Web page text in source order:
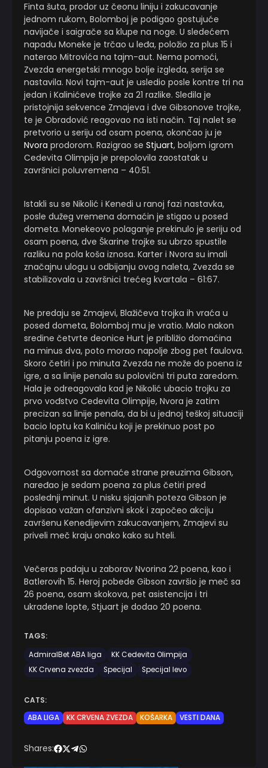
Finta šuta, prodor uz čeonu liniju i zakucavanje
jednom rukom, Bolomboj je podigao gostujuće
navijače i saigrače sa klupe na noge. U sledećem
napadu Moneke je trčao u leđa, položio za plus 15 i
naterao Mitrovića na tajm-aut. Nema pomoći,
Zvezda energetski mnogo bolje izgleda, serija se
nastavila. Novi tajm-aut je usledio posle kontre tri na
jedan i Kalinićeve trojke za 21 razlike. Sledila je
pristojnija sekvence Zmajeva i dve Gibsonove trojke,
te je Obradović reagovao na isti način. Taj nalet se
pretvorio u seriju od osam poena, okončao ju je
Nvora prodorom. Razigrao se Stjuart, boljom igrom
Cedevita Olimpija je prepolovila zaostatak u
završnici poluvremena – 40:51.
Istakli su se Nikolić i Kenedi u ranoj fazi nastavka,
posle dužeg vremena domaćin je stigao u posed
dometa. Monekeovo polaganje prekinulo je seriju od
osam poena, dve Škarine trojke su ubrzo spustile
razliku na pola koša iznosa. Karter i Nvora su imali
značajnu ulogu u odbijanju ovog naleta, Zvezda se
stabilizovala u završnici trećeg kvartala – 61:67.
Ne predaju se Zmajevi, Blažičeva trojka ih vraća u
posed dometa, Bolomboj mu je vratio. Malo nakon
sredine četvrte deonice Hurt je približio domaćina
na minus dva, poto morao napolje zbog pet faulova.
Skoro četiri i po minuta Zvezda ne može do poena iz
igre, a sa linije penala su polovični tri puta zaredom.
Hala je odreagovala kad je Nikolić ubacio trojku za
prvo vođstvo Cedevita Olimpije, Nvora je zatim
precizan sa linije penala, da bi u jednoj teškoj situaciji
bacio loptu ka Kaliniću koji je prekinuo post po
pitanju poena iz igre.
Odgovornost sa domaće strane preuzima Gibson,
naređao je sedam poena za plus četiri pred
poslednji minut. U nisku sjajanih poteza Gibson je
dopisao važan ofanzivni skok i započeo akciju
završenu Kenedijevim zakucavanjem, Zmajevi su
priveli meč kraju onako kako su hteli.
Večeras padaju u zaborav Nvorina 22 poena, kao i
Batlerovih 15. Heroj pobede Gibson završio je meč sa
26 poena, osam skokova, pet asistencija i tri
ukradene lopte, Stjuart je dodao 20 poena.
TAGS:
AdmiralBet ABA liga
KK Cedevita Olimpija
KK Crvena zvezda
Specijal Specijal levo
CATS:
ABA LIGA
KK CRVENA ZVEZDA KOŠARKA VESTI DANA
Shares: